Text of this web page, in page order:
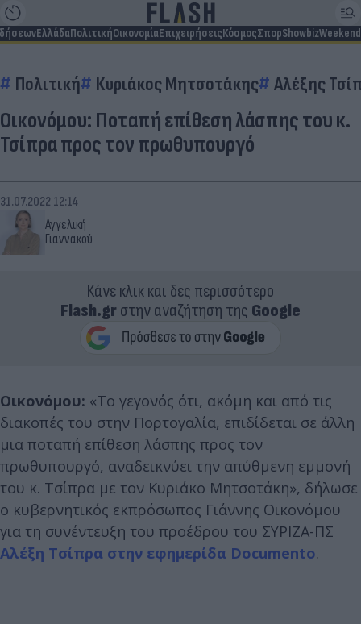
ΕλλάδαΠολιτικήΟικονομίαΕπιχειρήσειςΚόσμοςΣπορShowbizWeekend
Πολιτική Κυριάκος Μητσοτάκης Αλέξης
Οικονόμου: Ποταπή επίθεση λάσπης του κ.
Τσίπρα προς τον πρωθυπουργό
Αγγελική
Γιαννακού
31.07.2022 12:14
Κάνε κλικ και δες περισσότερο
Flash.grστην αναζήτηση της Google
Οικονόμου: «Το γεγονός ότι, ακόμη και από τις
διακοπές του στην Πορτογαλία, επιδίδεται σε άλλη
μια ποταπή επίθεση λάσπης προς τον
πρωθυπουργό, αναδεικνύει την απύθμενη εμμονή
του κ. Τσίπρα με τον Κυριάκο Μητσοτάκη», δήλωσε
ο κυβερνητικός εκπρόσωπος Γιάννης Οικονόμου
για τη συνέντευξη του προέδρου του ΣΥΡΙΖΑ-ΠΣ
Αλέξη Τσίπρα στην εφημερίδα Documento.